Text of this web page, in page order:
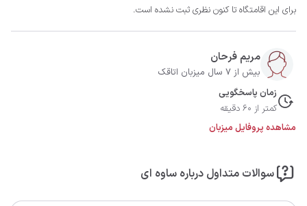
برای این اقامتگاه تا کنون نظری ثبت نشده است.
مریم فرحان
بیش از 7 سال میزبان اتاقک
زمان پاسخگویی
کمتر از 60 دقیقه
مشاهده پروفایل میزبان
سوالات متداول درباره ساوه ای